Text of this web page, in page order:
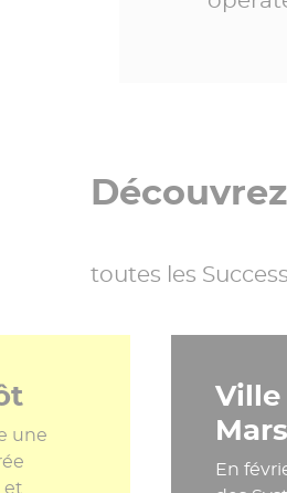
toutes les
une
et
Ville
En